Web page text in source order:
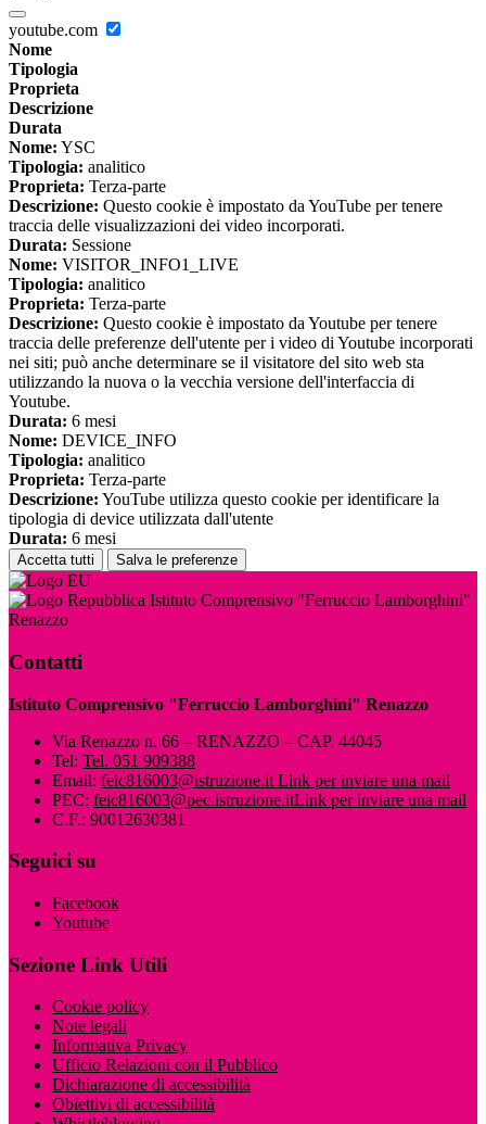
youtube.com
Nome
Tipologia
Proprieta
Descrizione
Durata
Nome: YSC
Tipologia: analitico
Proprieta: Terza-parte
Descrizione: Questo cookie è impostato da YouTube per tenere
traccia delle visualizzazioni dei video incorporati.
Durata: Sessione
Nome: VISITOR_INFO1_LIVE
Tipologia: analitico
Proprieta: Terza-parte
Descrizione: Questo cookie è impostato da Youtube per tenere
traccia delle preferenze dell'utente per i video di Youtube incorporati
nei siti; può anche determinare se il visitatore del sito web sta
utilizzando la nuova o la vecchia versione dell'interfaccia di
Youtube.
Durata: 6 mesi
Nome: DEVICE_INFO
Tipologia: analitico
Proprieta: Terza-parte
Descrizione: YouTube utilizza questo cookie per identificare la
tipologia di device utilizzata dall'utente
Durata: 6 mesi
Accetta tutti Salva le preferenze
Istituto Comprensivo "Ferruccio Lamborghini"
Renazzo
Contatti
Istituto Comprensivo "Ferruccio Lamborghini" Renazzo
Via Renazzo n. 66 – RENAZZO – CAP. 44045
Tel: Tel. 051 909388
Email: feic816003@istruzione.it Link per inviare una mail
PEC: feic816003@pec.istruzione.itLink per inviare una mail
C.F.: 90012630381
Seguici su
Facebook
Youtube
Sezione Link Utili
Cookie policy
Note legali
Informativa Privacy
Ufficio Relazioni con il Pubblico
Dichiarazione di accessibilità
Obiettivi di accessibilità